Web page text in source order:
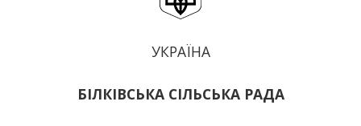
УКРАЇНА
БІЛКІВСЬКА СІЛЬСЬКА РАДА